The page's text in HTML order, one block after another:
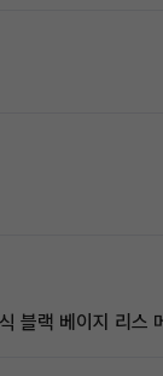
블랙 베이지 리스